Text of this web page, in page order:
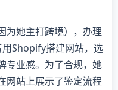
为她主打跨境），办理
Shopify搭建网站，选
专业感。为了合规，她
网站上展示了鉴定流程